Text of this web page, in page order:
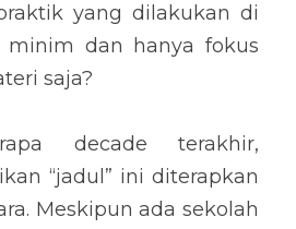
yang dilakukan di
minim dan hanya fokus
saja?
decade terakhir,
“jadul” ini diterapkan
Meskipun ada sekolah